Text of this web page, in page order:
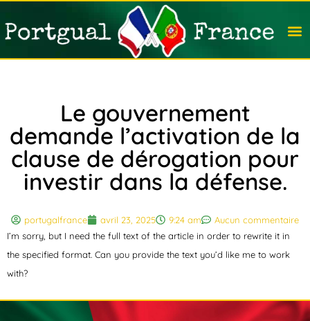
Le gouvernement
demande l’activation de la
clause de dérogation pour
investir dans la défense.
portugalfrance avril 23, 2025 9:24 am
Aucun commentaire
I’m sorry, but I need the full text of the article in order to rewrite it in
the specified format. Can you provide the text you’d like me to work
with?